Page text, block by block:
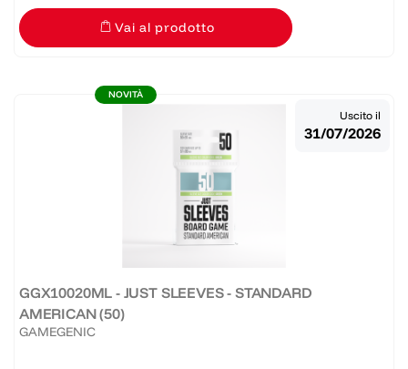
Vai al prodotto
NOVITÀ
GGX10020ML - JUST SLEEVES - STANDARD
AMERICAN (50)
GAMEGENIC
Uscito il
31/07/2026